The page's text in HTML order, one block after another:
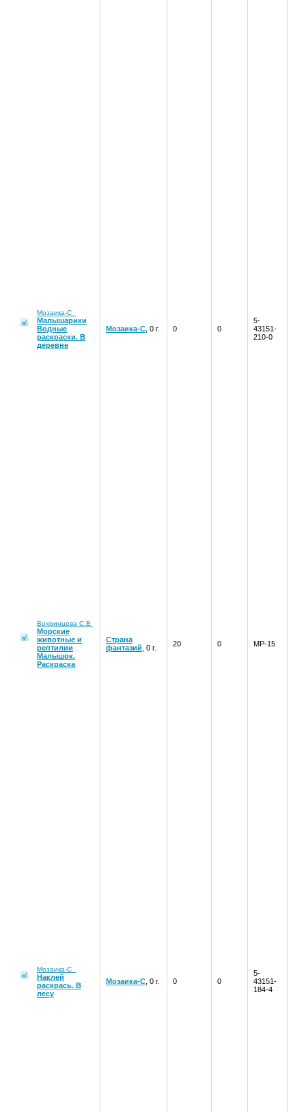
Мозаика-С
Малышарики
Водные
раскраски. В
деревне
Мозаика-С , 0 г. 0 0
5-
43151-
210-0
Вохринцева С.В
Морские
животные и
рептилии
Малышок.
Раскраска
Страна
фантазий , 0 г. 20 0 МР-15
Мозаика-С
Наклей
раскрась. В
лесу
Мозаика-С , 0 г. 0 0
5-
43151-
184-4